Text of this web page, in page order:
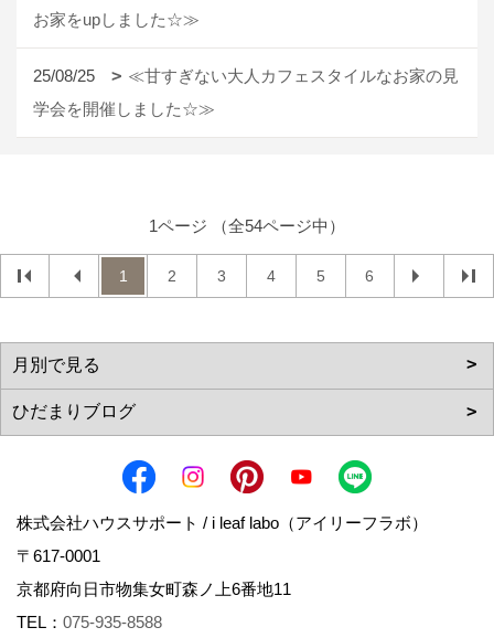
お家をupしました☆≫
25/08/25
≪甘すぎない大人カフェスタイルなお家の見
学会を開催しました☆≫
1ページ （全54ページ中）
1 2 3 4 5 6
株式会社ハウスサポート / i leaf labo（アイリーフラボ）
〒617-0001
京都府向日市物集女町森ノ上6番地11
TEL： 075-935-8588